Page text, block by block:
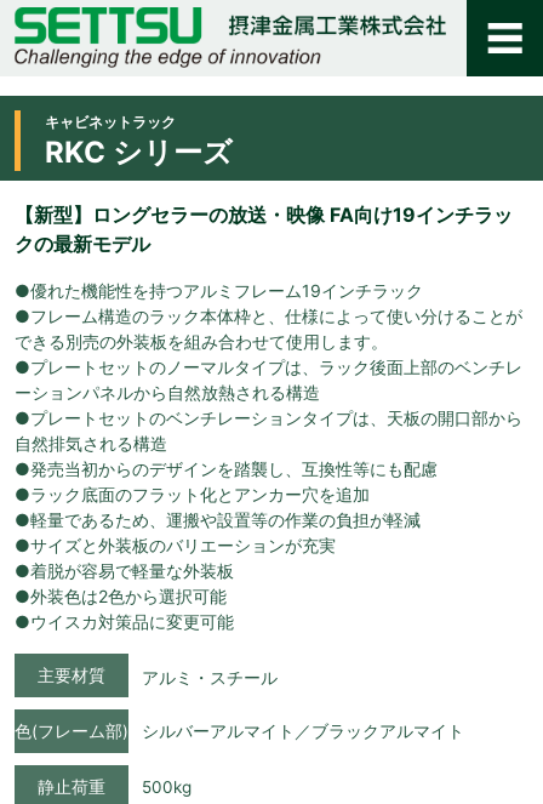
キャビネットラック
RKC シリーズ
【新型】ロングセラーの放送・映像 FA向け19インチラッ
クの最新モデル
●優れた機能性を持つアルミフレーム19インチラック
●フレーム構造のラック本体枠と、仕様によって使い分けることが
できる別売の外装板を組み合わせて使用します。
●プレートセットのノーマルタイプは、ラック後面上部のベンチレ
ーションパネルから自然放熱される構造
●プレートセットのベンチレーションタイプは、天板の開口部から
自然排気される構造
●発売当初からのデザインを踏襲し、互換性等にも配慮
●ラック底面のフラット化とアンカー穴を追加
●軽量であるため、運搬や設置等の作業の負担が軽減
●サイズと外装板のバリエーションが充実
●着脱が容易で軽量な外装板
●外装色は2色から選択可能
●ウイスカ対策品に変更可能
主要材質 アルミ・スチール
色(フレーム部) シルバーアルマイト／ブラックアルマイト
静止荷重 500kg